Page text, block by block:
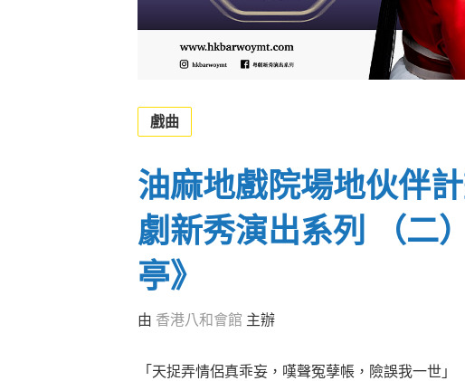
戲曲
油麻地戲院場地伙伴
劇新秀演出系列 （二
亭》
由 香港八和會館 主辦
「天捉弄情侶真乖妄，嘆聲冤孽帳，險誤我一世」